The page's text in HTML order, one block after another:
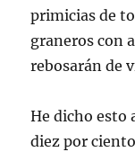
primicias de
graneros con
rebosarán de
He dicho esto
diez por